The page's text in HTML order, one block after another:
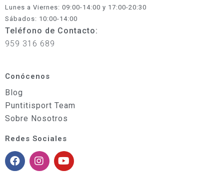
Lunes a Viernes: 09:00-14:00 y 17:00-20:30
Sábados: 10:00-14:00
Teléfono de Contacto:
959 316 689
Conócenos
Blog
Puntitisport Team
Sobre Nosotros
Redes Sociales